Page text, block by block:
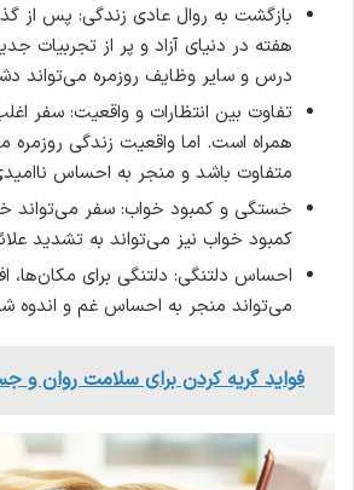
بازگشت به روال عادی زندگی: پس از
هفته در دنیای آزاد و پر از تجربیات
درس و سایر وظایف روزمره می‌تواند
تفاوت بین انتظارات و واقعیت: سفر اغلب
همراه است. اما واقعیت زندگی روزمره
متفاوت باشد و منجر به احساس
خستگی و کمبود خواب: سفر می‌تواند
کمبود خواب نیز می‌تواند به تشدید
احساس دلتنگی: دلتنگی برای مکان‌ها،
می‌تواند منجر به احساس غم و اندوه
فواید گریه کردن برای سلامت روان و